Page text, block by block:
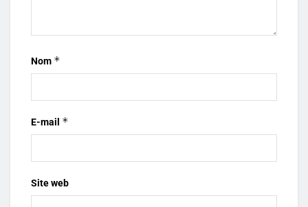
Nom *
E-mail *
Site web